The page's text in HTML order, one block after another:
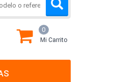
0
Mi Carrito